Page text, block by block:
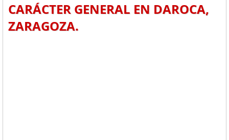
CARÁCTER GENERAL EN DAROCA,
ZARAGOZA.